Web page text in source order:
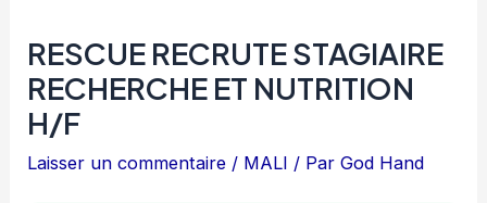
RESCUE RECRUTE STAGIAIRE
RECHERCHE ET NUTRITION
H/F
Laisser un commentaire / MALI / ParGod Hand